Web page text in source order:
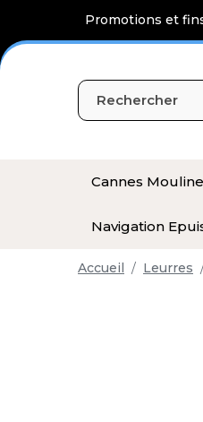
Promotions et
Cannes
Navigation
Accueil Leurres